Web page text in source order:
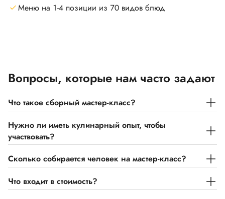
Меню на 1-4 позиции из 70 видов блюд
Вопросы, которые нам часто задают
Что такое сборный мастер-класс?
Нужно ли иметь кулинарный опыт, чтобы
участвовать?
Сколько собирается человек на мастер-класс?
Что входит в стоимость?